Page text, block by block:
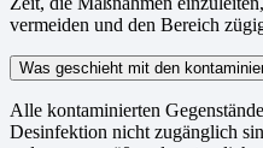
vermeiden und den Bereich
Was geschieht mit den
Alle kontaminierten
Desinfektion nicht zugänglich